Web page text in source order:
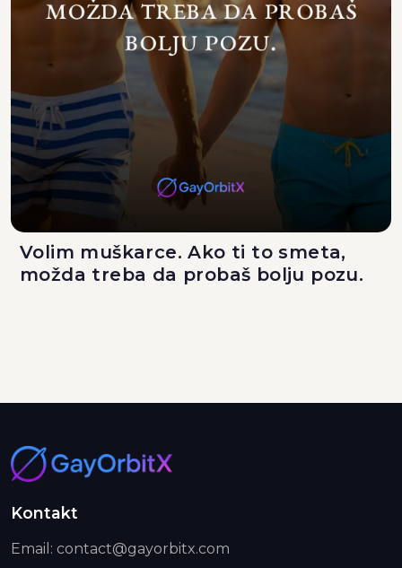
Volim muškarce. Ako ti to smeta,
možda treba da probaš bolju pozu.
Kontakt
Email: contact@gayorbitx.com